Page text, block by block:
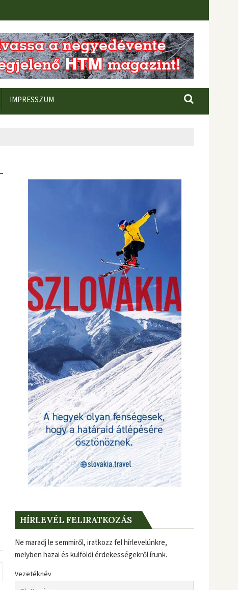
IMPRESSZUM
HÍRLEVÉL FELIRATKOZÁS
Ne maradj le semmiről, iratkozz fel hírlevelünkre,
melyben hazai és külföldi érdekességekről írunk.
Vezetéknév